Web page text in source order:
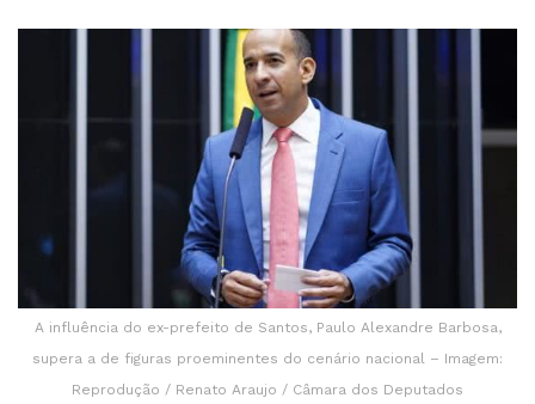
A influência do ex-prefeito de Santos, Paulo Alexandre Barbosa,
supera a de figuras proeminentes do cenário nacional – Imagem:
Reprodução / Renato Araujo / Câmara dos Deputados